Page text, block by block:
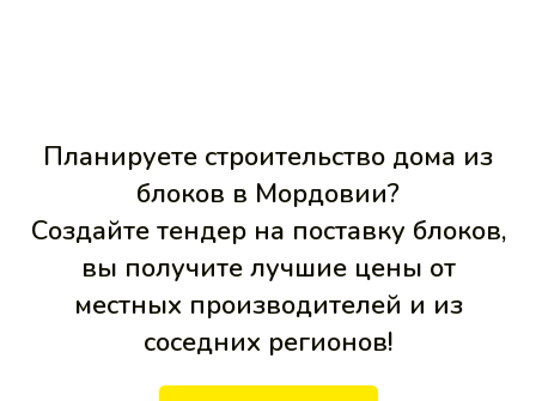
Планируете строительство дома из
блоков в Мордовии?
Создайте тендер на поставку блоков,
вы получите лучшие цены от
местных производителей и из
соседних регионов!